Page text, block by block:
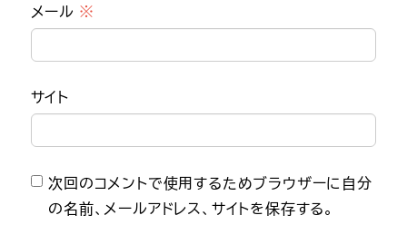
メール ※
サイト
次回のコメントで使用するためブラウザーに自分
の名前、メールアドレス、サイトを保存する。